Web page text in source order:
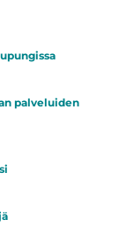
palveluiden